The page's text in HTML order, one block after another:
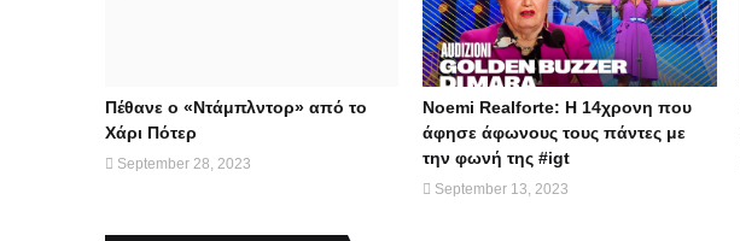
Πέθανε ο «Ντάμπλντορ» από το
Χάρι Πότερ
September 28, 2023
Noemi Realforte: Η 14χρονη που
άφησε άφωνους τους πάντες με
την φωνή της #igt
September 13, 2023